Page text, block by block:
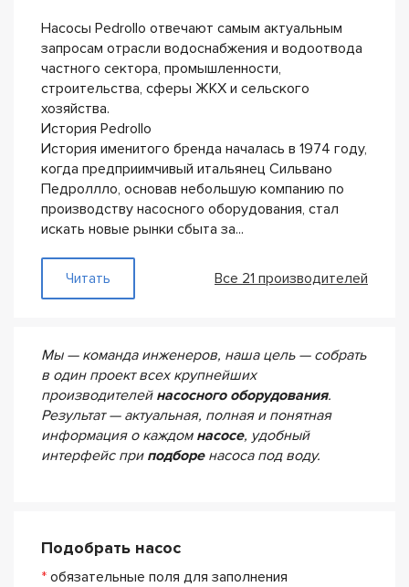
Насосы Pedrollo отвечают самым актуальным
запросам отрасли водоснабжения и водоотвода
частного сектора, промышленности,
строительства, сферы ЖКХ и сельского
хозяйства.
История Pedrollo
История именитого бренда началась в 1974 году,
когда предприимчивый итальянец Сильвано
Педроллло, основав небольшую компанию по
производству насосного оборудования, стал
искать новые рынки сбыта за...
Читать Все 21 производителей
Мы — команда инженеров, наша цель — собрать
в один проект всех крупнейших
производителей насосного оборудования.
Результат — актуальная, полная и понятная
информация о каждом насосе, удобный
интерфейс при подборенасоса под воду.
Подобрать насос
* обязательные поля для заполнения